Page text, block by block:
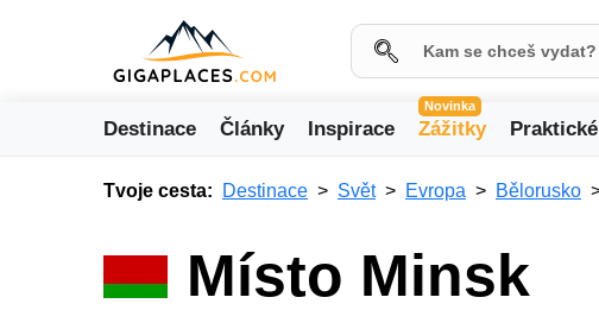
Destinace Články Inspirace
Novinka
Zážitky Praktické
Tvoje cesta: Destinace Svět Evropa Bělorusko
Místo Minsk